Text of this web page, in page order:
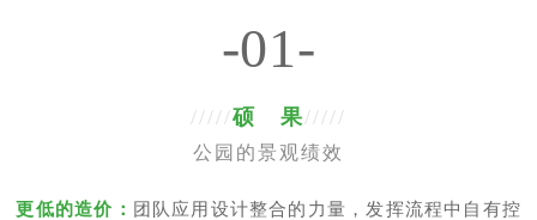
-01-
/////硕 果/////
公园的景观绩效
更低的造价： 团队应用设计整合的力量，发挥流程中自有控